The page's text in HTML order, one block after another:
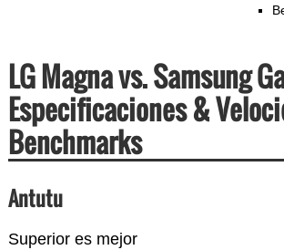
LG Magna vs. Samsung
Especificaciones &
Benchmarks
Antutu
Superior es mejor